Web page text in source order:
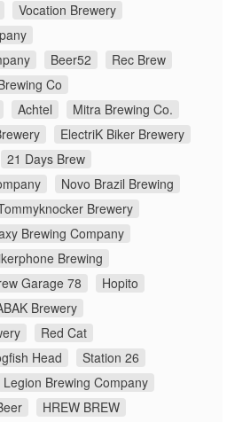
Vocation Brewery
Beer52
Rec Brew
Co
Achtel
Mitra Brewing Co.
ElectriK Biker Brewery
21 Days Brew
Novo Brazil Brewing
Brewery
Brewing Company
Brewing
Garage 78
Hopito
Brewery
Red Cat
Head
Station 26
Legion Brewing Company
HREW BREW